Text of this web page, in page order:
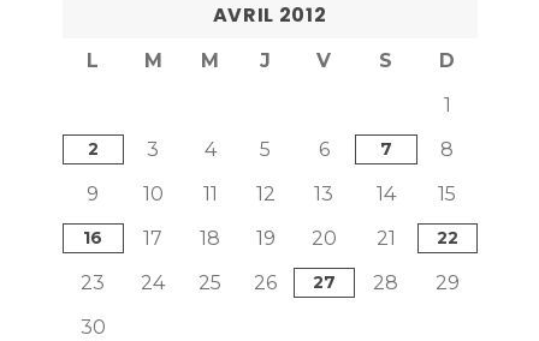
AVRIL 2012
L M M J V S
D
1
2 3 4 5 6 7
8
9
10 11 12 13 14 15
16 17 18 19 20 21 22
23 24 25 26 27 28
29
30